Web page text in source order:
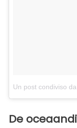
Un post condiviso
De